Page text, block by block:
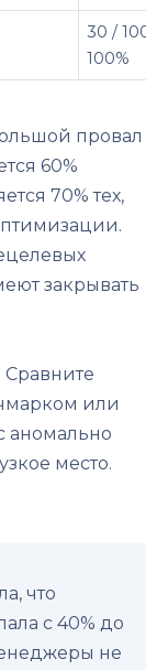
30 / 1000
100%
провал
60%
70% тех,
закрывать
Сравните
или
аномально
место.
что
с 40% до
не